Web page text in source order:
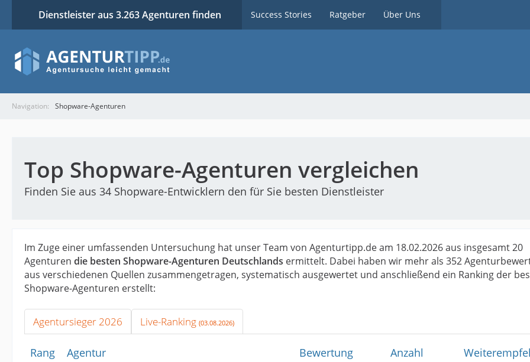
Dienstleister aus 3.263 Agenturen finden Success Stories Ratgeber Über Uns
Navigation: Shopware-Agenturen
Top Shopware-Agenturen vergleichen
Finden Sie aus 34 Shopware-Entwicklern den für Sie besten Dienstleister
Im Zuge einer umfassenden Untersuchung hat unser Team von Agenturtipp.de am 18.02.2026 aus insgesamt 20
Agenturen die besten Shopware-Agenturen Deutschlands ermittelt. Dabei haben wir mehr als 352
aus verschiedenen Quellen zusammengetragen, systematisch ausgewertet und anschließend ein Ranking der
Shopware-Agenturen erstellt:
Agentursieger 2026 Live-Ranking (03.08.2026)
Rang Agentur Bewertung Anzahl